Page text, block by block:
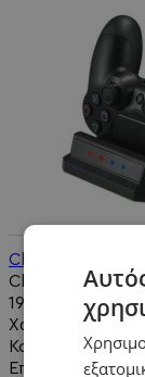
Charging Stand
Charging Stand
19,90€
Χωρίς
Καλάθι
Επιθυμητό